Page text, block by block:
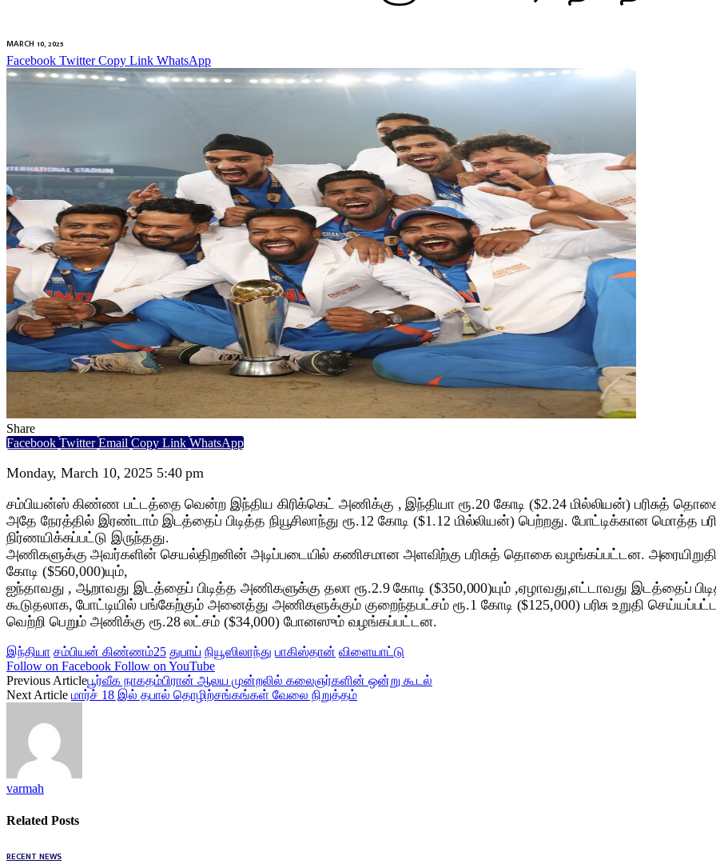
MARCH 10, 2025
Facebook Twitter Copy Link WhatsApp
Share
Facebook Twitter Email Copy Link WhatsApp
Monday, March 10, 2025 5:40 pm
ச‌ம்பியன்ஸ் கிண்ண பட்டத்தை வென்ற இந்திய கிரிக்கெட் அணிக்கு , இந்தியா ரூ.20 கோடி ($2.24 மில்லியன்) பரிசுத்
அதே நேரத்தில் இரண்டாம் இடத்தைப் பிடித்த நியூசிலாந்து ரூ.12 கோடி ($1.12 மில்லியன்) பெற்றது. போட்டிக்கான மொத்த
நிர்ணயிக்கப்பட்டு இருந்தது.
அணிகளுக்கு அவர்களின் செயல்திறனின் அடிப்படையில் கணிசமான அளவிற்கு பரிசுத் தொகை வழங்கப்பட்டன.
கோடி ($560,000)யும்,
ஐந்தாவது , ஆறாவது இடத்தைப் பிடித்த அணிகளுக்கு தலா ரூ.2.9 கோடி ($350,000)யும் ,ஏழாவது,எட்டாவது இடத்தைப்
கூடுதலாக, போட்டியில் பங்கேற்கும் அனைத்து அணிகளுக்கும் குறைந்தபட்சம் ரூ.1 கோடி ($125,000) பரிசு உறுதி
வெற்றி பெறும் அணிக்கு ரூ.28 லட்சம் ($34,000) போனஸும் வழங்கப்பட்டன.
இந்தியா சம்பியன் கிண்ணம்25 துபாய் நியூஸிலாந்து பாகிஸ்தான் விளையாட்டு
Follow on Facebook Follow on YouTube
Previous Articleபூர்வீக நாகதம்பிரான் ஆலய முன்றலில் கலைஞர்களின் ஒன்று கூடல்
Next Article மார்ச் 18 இல் தபால் தொழிற்சங்கங்கள் வேலை நிறுத்தம்
varmah
Related Posts
RECENT NEWS